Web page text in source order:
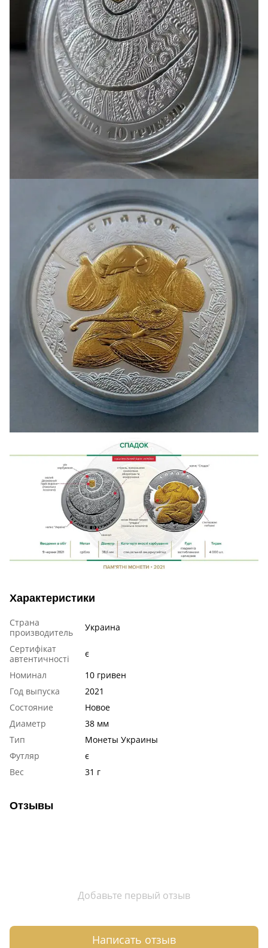
Характеристики
Страна
производитель
Украина
Сертифікат
автентичності
є
Номинал
10 гривен
Год выпуска
2021
Состояние
Новое
Диаметр
38 мм
Тип
Монеты Украины
Футляр
є
Вес
31 г
Отзывы
Добавьте первый отзыв
Написать отзыв